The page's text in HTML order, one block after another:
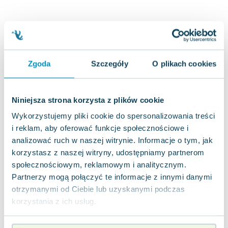
Zgoda Szczegóły O plikach cookies
Niniejsza strona korzysta z plików cookie
Wykorzystujemy pliki cookie do spersonalizowania treści
i reklam, aby oferować funkcje społecznościowe i
analizować ruch w naszej witrynie. Informacje o tym, jak
korzystasz z naszej witryny, udostępniamy partnerom
społecznościowym, reklamowym i analitycznym.
Partnerzy mogą połączyć te informacje z innymi danymi
otrzymanymi od Ciebie lub uzyskanymi podczas
korzystania z ich usług.
Aleksander Puszkin
Małgorzata Ohme
Joanna Racewicz
Maria Seweryn
Janina Zającówna
Eric Helms
Anna Prus (oprac.)
Nela Mała Reporterka
Agnieszka Maciąg
Barbara Wrzesińska
Terry Pratchett
Virginia Woolf